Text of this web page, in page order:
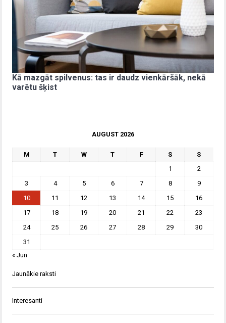
Kā mazgāt spilvenus: tas ir daudz vienkāršāk, nekā
varētu šķist
AUGUST 2026
M T W T F S
S
1
2
3
4 5 6 7 8
9
10
11 12 13 14 15
16
17
18 19 20 21 22
23
24
25 26 27 28 29
30
31
« Jun
Jaunākie raksti
Interesanti